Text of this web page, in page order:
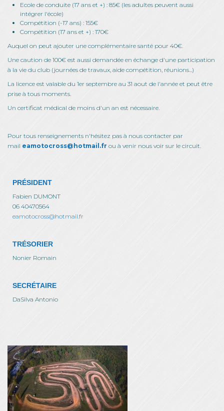
Ecole de conduite (17 ans et +) : 85€ (les adultes peuvent aussi
intégrer l'école)
Compétition (-17 ans) : 155€
Compétition (17 ans et +) : 170€
Auquel on peut ajouter une complémentaire santé pour 40€.
Une caution de 100€ est aussi demandée en échange d'une participation
à la vie du club (journées de travaux, aide compétition, réunions...)
La licence est valable du 1er septembre au 31 aout de l'année et peut être
prise à tous moments.
Un certificat médical de moins d'un an est nécessaire.
Pour tous renseignements n'hésitez pas à nous contacter par
mail eamotocross@hotmail.fr ou à venir nous voir sur le circuit.
PRÉSIDENT
Fabien DUMONT
06 40470564
eamotocross@hotmail.fr
TRÉSORIER
Nonier Romain
SECRÉTAIRE
DaSilva Antonio